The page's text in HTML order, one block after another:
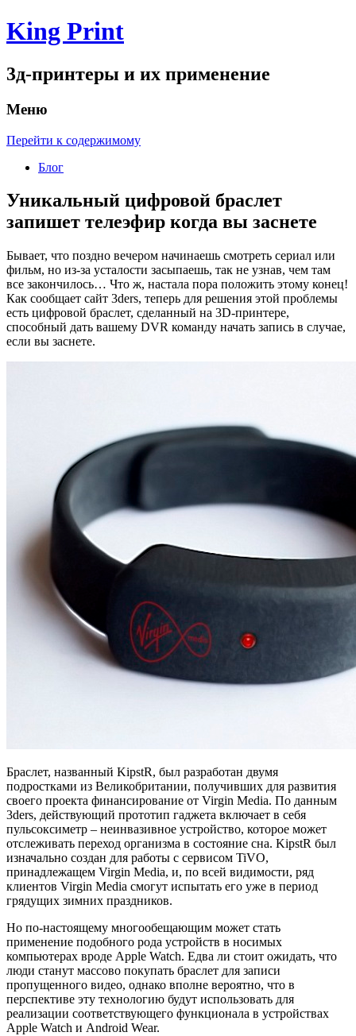
King Print
3д-принтеры и их применение
Меню
Перейти к содержимому
Блог
Уникальный цифровой браслет
запишет телеэфир когда вы заснете
Бывает, что поздно вечером начинаешь смотреть сериал или
фильм, но из-за усталости засыпаешь, так не узнав, чем там
все закончилось… Что ж, настала пора положить этому конец!
Как сообщает сайт 3ders, теперь для решения этой проблемы
есть цифровой браслет, сделанный на 3D-принтере,
способный дать вашему DVR команду начать запись в случае,
если вы заснете.
Браслет, названный KipstR, был разработан двумя
подростками из Великобритании, получивших для развития
своего проекта финансирование от Virgin Media. По данным
3ders, действующий прототип гаджета включает в себя
пульсоксиметр – неинвазивное устройство, которое может
отслеживать переход организма в состояние сна. KipstR был
изначально создан для работы с сервисом TiVO,
принадлежащем Virgin Media, и, по всей видимости, ряд
клиентов Virgin Media смогут испытать его уже в период
грядущих зимних праздников.
Но по-настоящему многообещающим может стать
применение подобного рода устройств в носимых
компьютерах вроде Apple Watch. Едва ли стоит ожидать, что
люди станут массово покупать браслет для записи
пропущенного видео, однако вполне вероятно, что в
перспективе эту технологию будут использовать для
реализации соответствующего функционала в устройствах
Apple Watch и Android Wear.